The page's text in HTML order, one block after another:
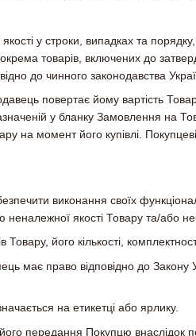
у строки, випадках та
товарів, включених до
до чинного законодавства
повертає йому вартість
у бланку Замовлення на
на момент його купівлі.
виконання своїх
якості Товару та/або
його кількості,
має право відповідно до Закону
на етикетці або ярлику.
передання Покупцю